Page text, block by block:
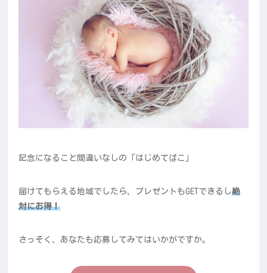
記念になること間違いなしの「はじめてばこ」
届けてもらえる地域でしたら、プレゼントもGETできるし絶
対にお得！
さっそく、あなたも応募してみてはいかがですか。